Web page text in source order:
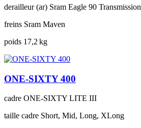
derailleur (ar) Sram Eagle 90 Transmission
freins Sram Maven
poids 17,2 kg
ONE-SIXTY 400
cadre ONE-SIXTY LITE III
taille cadre Short, Mid, Long, XLong